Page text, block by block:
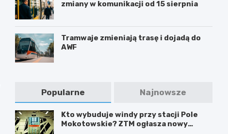
zmiany w komunikacji od 15 sierpnia
Tramwaje zmieniają trasę i dojadą do
AWF
Popularne Najnowsze
Kto wybuduje windy przy stacji Pole
Mokotowskie? ZTM ogłasza nowy